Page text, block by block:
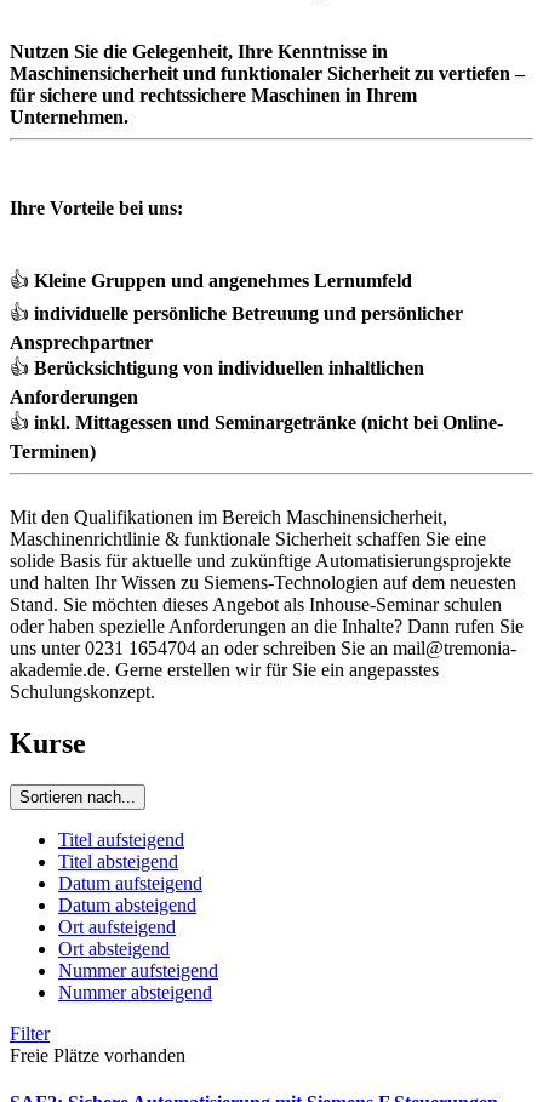
Nutzen Sie die Gelegenheit, Ihre Kenntnisse in
Maschinensicherheit und funktionaler Sicherheit zu vertiefen –
für sichere und rechtssichere Maschinen in Ihrem
Unternehmen.
Ihre Vorteile bei uns:
👍 Kleine Gruppen und angenehmes Lernumfeld
👍 individuelle persönliche Betreuung und persönlicher
Ansprechpartner
👍 Berücksichtigung von individuellen inhaltlichen
Anforderungen
👍 inkl. Mittagessen und Seminargetränke (nicht bei Online-
Terminen)
Mit den Qualifikationen im Bereich Maschinensicherheit,
Maschinenrichtlinie & funktionale Sicherheit schaffen Sie eine
solide Basis für aktuelle und zukünftige Automatisierungsprojekte
und halten Ihr Wissen zu Siemens-Technologien auf dem neuesten
Stand. Sie möchten dieses Angebot als Inhouse-Seminar schulen
oder haben spezielle Anforderungen an die Inhalte? Dann rufen Sie
uns unter 0231 1654704 an oder schreiben Sie an mail@tremonia-
akademie.de. Gerne erstellen wir für Sie ein angepasstes
Schulungskonzept.
Kurse
Sortieren nach...
Titel aufsteigend
Titel absteigend
Datum aufsteigend
Datum absteigend
Ort aufsteigend
Ort absteigend
Nummer aufsteigend
Nummer absteigend
Filter
Freie Plätze vorhanden